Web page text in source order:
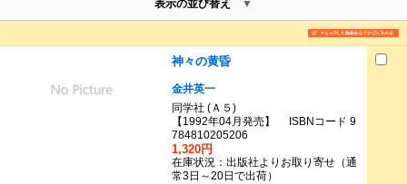
表示の並び替え
神々の黄昏
金井英一
同学社 (Ａ５)
【1992年04月発売】 ISBNコード 9
784810205206
1,320円
在庫状況：出版社よりお取り寄せ（通
常3日～20日で出荷）